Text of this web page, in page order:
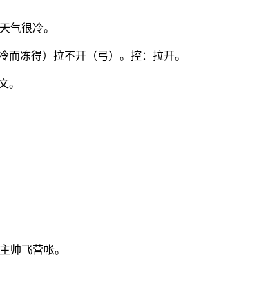
气很冷。
而冻得）拉不开（弓）。控：拉开。
。
帅飞营帐。